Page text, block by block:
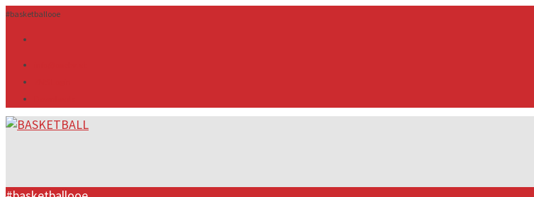
#basketballooe